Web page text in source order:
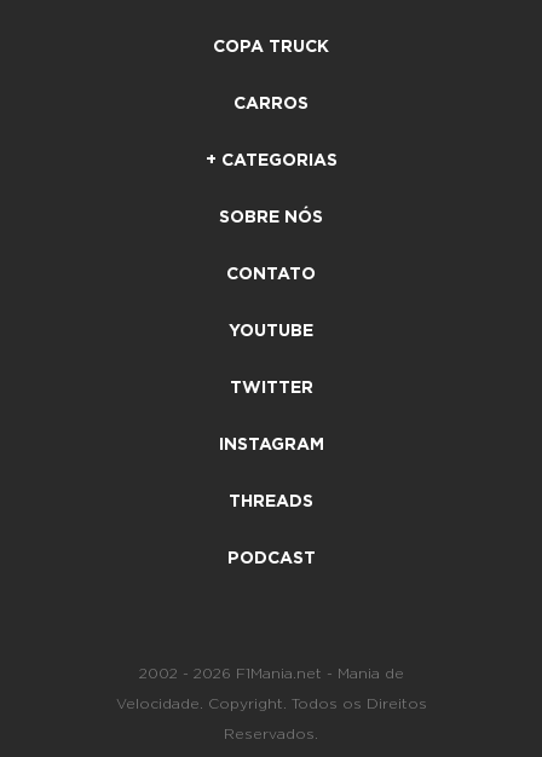
COPA TRUCK
CARROS
+ CATEGORIAS
SOBRE NÓS
CONTATO
YOUTUBE
TWITTER
INSTAGRAM
THREADS
PODCAST
2002 - 2026 F1Mania.net - Mania de
Velocidade. Copyright. Todos os Direitos
Reservados.